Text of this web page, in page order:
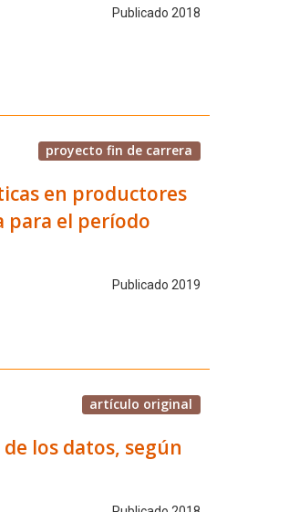
Publicado 2018
proyecto fin de carrera
en productores
para el período
Publicado 2019
artículo original
los datos, según